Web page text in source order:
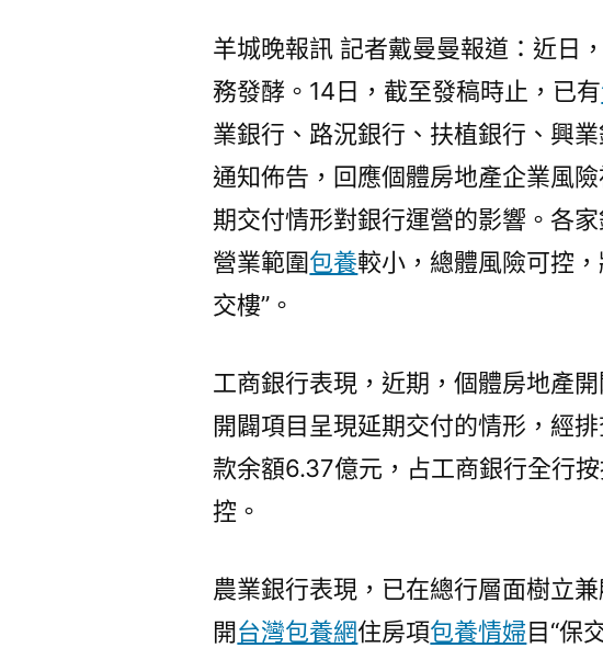
樓
一
包
養
得
主
貸”
事
務
發
15
家
羊城晚報訊 記者戴曼曼報道：近日
務發酵。14日，截至發稿時止，已有
業銀行、路況銀行、扶植銀行、興
通知佈告，回應個體房地產企業風
期交付情形對銀行運營的影響。各
營業範圍包養較小，總體風險可控
交樓”。
工商銀行表現，近期，個體房地產
開闢項目呈現延期交付的情形，經
款余額6.37億元，占工商銀行全行
控。
農業銀行表現，已在總行層面樹立
開台灣包養網住房項包養情婦目“保